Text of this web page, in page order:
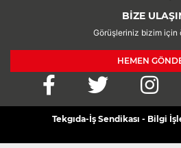
BİZE
Görüşleriniz bizim için
HEMEN
Tekgıda-İş Sendikası - Bilgi